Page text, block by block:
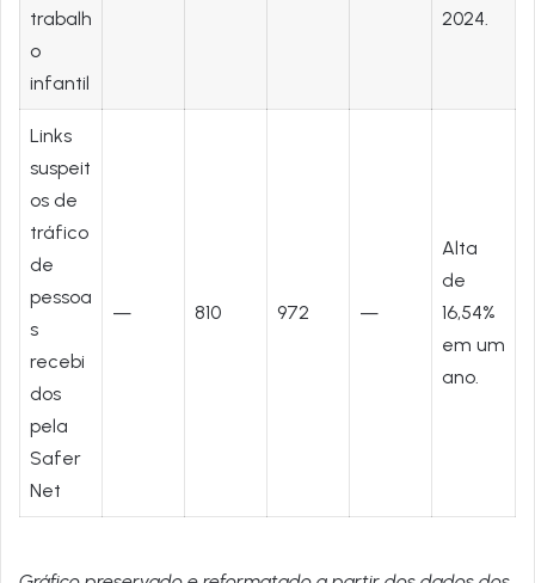
trabalh
o
infantil
2024.
Links
suspeit
os de
tráfico
de
pessoa
s
recebi
dos
pela
Safer
Net
— 810 972 —
Alta
de
16,54%
em um
ano.